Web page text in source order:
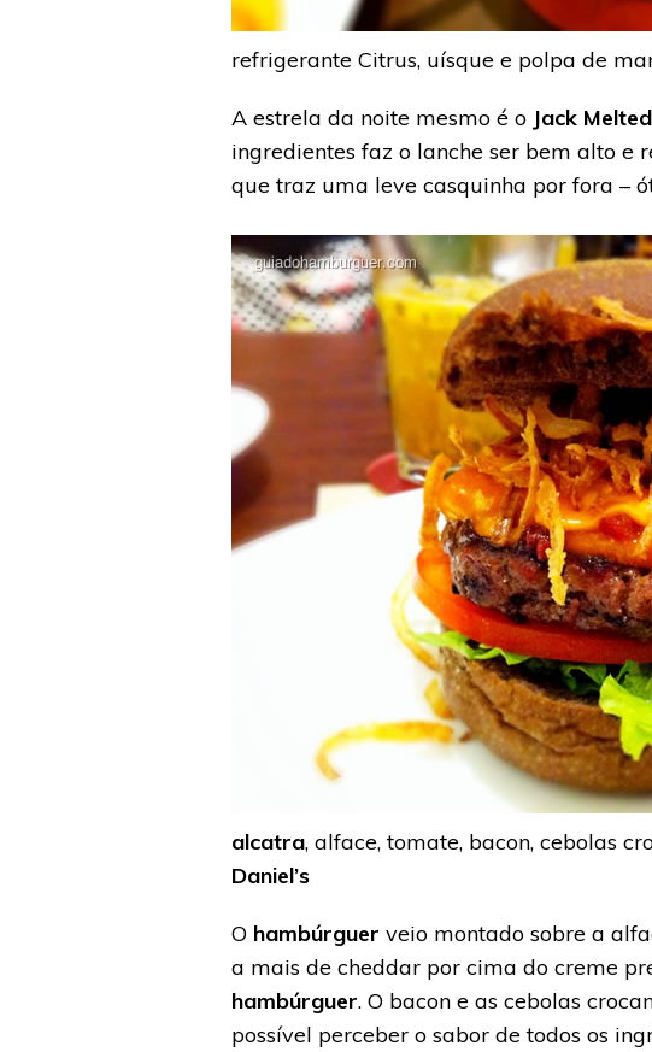
refrigerante Citrus, uísque e polpa de
A estrela da noite mesmo é o Jack
ingredientes faz o lanche ser bem alto e
que traz uma leve casquinha por fora –
alcatra, alface, tomate, bacon, cebolas
Daniel’s
O hambúrguer veio montado sobre a
a mais de cheddar por cima do creme
hambúrguer. O bacon e as cebolas
possível perceber o sabor de todos os